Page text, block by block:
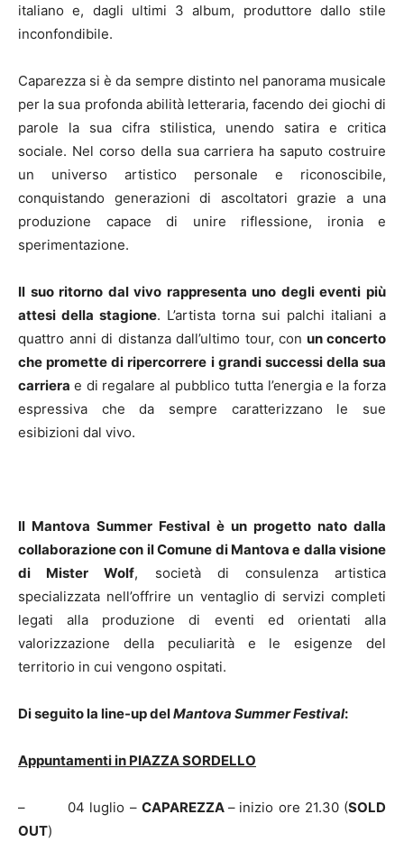
italiano e, dagli ultimi 3 album, produttore dallo stile
inconfondibile.
Caparezza si è da sempre distinto nel panorama musicale
per la sua profonda abilità letteraria, facendo dei giochi di
parole la sua cifra stilistica, unendo satira e critica
sociale. Nel corso della sua carriera ha saputo costruire
un universo artistico personale e riconoscibile,
conquistando generazioni di ascoltatori grazie a una
produzione capace di unire riflessione, ironia e
sperimentazione.
Il suo ritorno dal vivo rappresenta uno degli eventi più
attesi della stagione. L’artista torna sui palchi italiani a
quattro anni di distanza dall’ultimo tour, con un concerto
che promette di ripercorrere i grandi successi della sua
carriera e di regalare al pubblico tutta l’energia e la forza
espressiva che da sempre caratterizzano le sue
esibizioni dal vivo.
Il Mantova Summer Festival è un progetto nato dalla
collaborazione con il Comune di Mantova e dalla visione
di Mister Wolf, società di consulenza artistica
specializzata nell’offrire un ventaglio di servizi completi
legati alla produzione di eventi ed orientati alla
valorizzazione della peculiarità e le esigenze del
territorio in cui vengono ospitati.
Di seguito la line-up delMantova Summer Festival:
Appuntamenti in PIAZZA SORDELLO
– 04 luglio – CAPAREZZA– inizio ore 21.30 (SOLD
OUT)